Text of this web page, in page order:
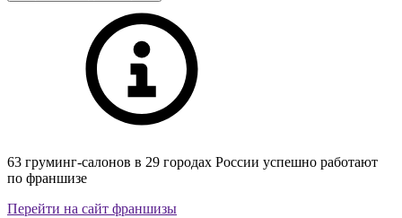
63 груминг-салонов в 29 городах России успешно работают
по франшизе
Перейти на сайт франшизы